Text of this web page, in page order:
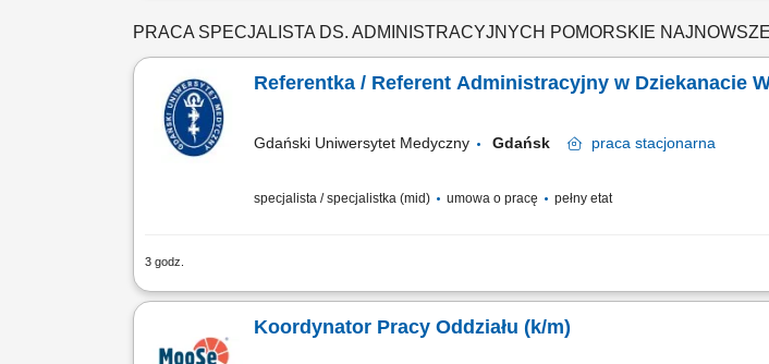
PRACA SPECJALISTA DS. ADMINISTRACYJNYCH POMORSKIE
Referentka / Referent Administracyjny w Dziekanacie
Gdański Uniwersytet Medyczny Gdańsk praca stacjonarna
specjalista / specjalistka (mid) umowa o pracę pełny etat
3 godz.
Grupa pracowników: administracyjno-ekonomiczna Wymiar czasu pracy: pełny etat
Koordynator Pracy Oddziału (k/m)